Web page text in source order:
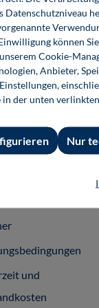
Buch E-
Informationen
und
Datenschutzniveau
können
unserem Cookie-
Anbieter,
in der unten
Nur